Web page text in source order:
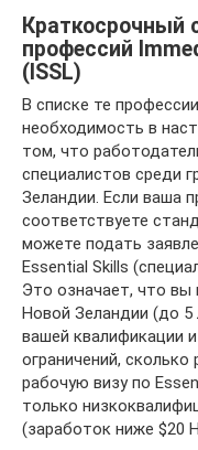
Краткосрочный
профессий
(ISSL)
В списке те
необходимость в
том, что
специалистов среди
Зеландии. Если ваша
соответствуете
можете подать
Essential Skills
Это означает, что
Новой Зеландии (до 5
вашей квалификации
ограничений,
рабочую визу по
только
(заработок ниже $20